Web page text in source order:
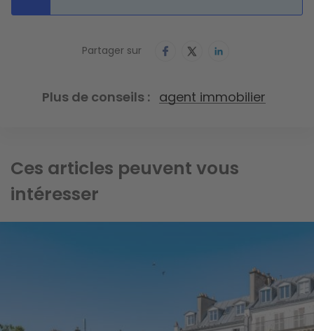
Partager sur
Plus de conseils agent immobilier
Ces articles peuvent vous
intéresser